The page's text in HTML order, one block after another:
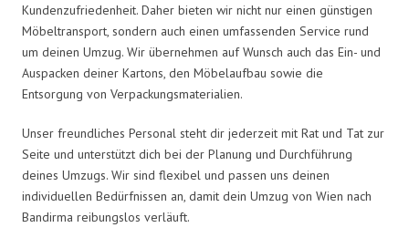
Kundenzufriedenheit. Daher bieten wir nicht nur einen günstigen
Möbeltransport, sondern auch einen umfassenden Service rund
um deinen Umzug. Wir übernehmen auf Wunsch auch das Ein- und
Auspacken deiner Kartons, den Möbelaufbau sowie die
Entsorgung von Verpackungsmaterialien.
Unser freundliches Personal steht dir jederzeit mit Rat und Tat zur
Seite und unterstützt dich bei der Planung und Durchführung
deines Umzugs. Wir sind flexibel und passen uns deinen
individuellen Bedürfnissen an, damit dein Umzug von Wien nach
Bandirma reibungslos verläuft.